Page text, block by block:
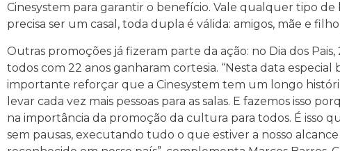
Cinesystem para garantir o benefício. Vale qualquer tipo de
precisa ser um casal, toda dupla é válida: amigos, mãe e
Outras promoções já fizeram parte da ação: no Dia dos
todos com 22 anos ganharam cortesia. “Nesta data especial
importante reforçar que a Cinesystem tem um longo
levar cada vez mais pessoas para as salas. E fazemos isso
na importância da promoção da cultura para todos. É isso
sem pausas, executando tudo o que estiver a nosso